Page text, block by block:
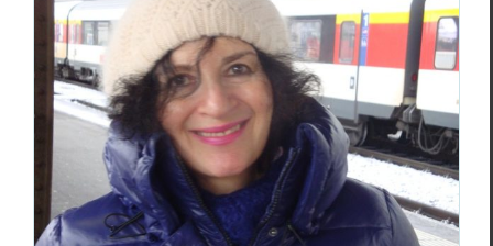
Janine Modlinger,Beauté du presque rien
Janine Modlinger Poèmes